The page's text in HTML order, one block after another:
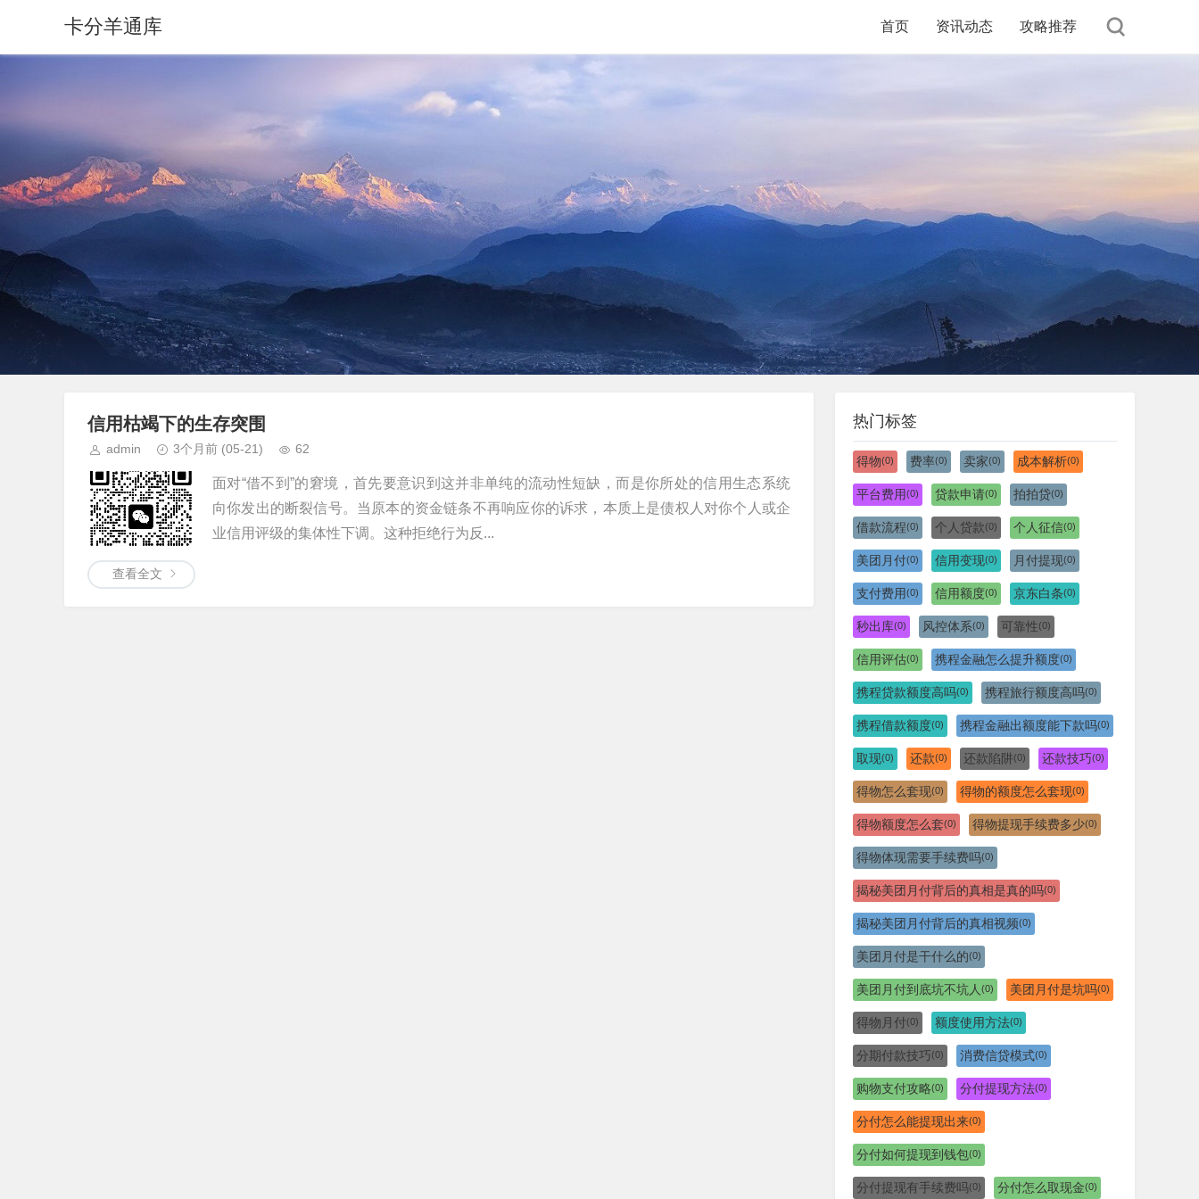
卡分羊通库 首页 资讯动态 攻略推荐
信用枯竭下的生存突围
admin 3个月前 (05-21) 62
面对“借不到”的窘境，首先要意识到这并非单纯的流动性短缺，而是你所处的信用生态系统
向你发出的断裂信号。当原本的资金链条不再响应你的诉求，本质上是债权人对你个人或企
业信用评级的集体性下调。这种拒绝行为反...
查看全文
热门标签
得物(0) 费率(0) 卖家(0) 成本解析(0)
平台费用(0) 贷款申请(0) 拍拍贷(0)
借款流程(0) 个人贷款(0) 个人征信(0)
美团月付(0) 信用变现(0) 月付提现(0)
支付费用(0) 信用额度(0) 京东白条(0)
秒出库(0) 风控体系(0) 可靠性(0)
信用评估(0) 携程金融怎么提升额度(0)
携程贷款额度高吗(0) 携程旅行额度高吗(0)
携程借款额度(0) 携程金融出额度能下款吗(0)
取现(0) 还款(0) 还款陷阱(0) 还款技巧(0)
得物怎么套现(0) 得物的额度怎么套现(0)
得物额度怎么套(0) 得物提现手续费多少(0)
得物体现需要手续费吗(0)
揭秘美团月付背后的真相是真的吗(0)
揭秘美团月付背后的真相视频(0)
美团月付是干什么的(0)
美团月付到底坑不坑人 (0) 美团月付是坑吗(0)
得物月付(0) 额度使用方法(0)
分期付款技巧(0) 消费信贷模式(0)
购物支付攻略(0) 分付提现方法(0)
分付怎么能提现出来(0)
分付如何提现到钱包(0)
分付提现有手续费吗(0) 分付怎么取现金(0)